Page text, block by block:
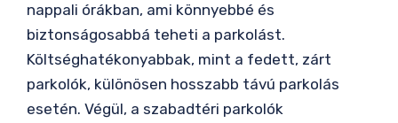
nappali órákban, ami könnyebbé és
biztonságosabbá teheti a parkolást.
Költséghatékonyabbak, mint a fedett, zárt
parkolók, különösen hosszabb távú parkolás
esetén. Végül, a szabadtéri parkolók